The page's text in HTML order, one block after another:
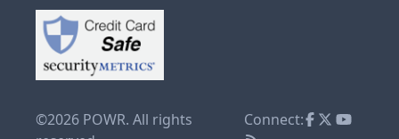
©2026 POWR. All rights
Connect: